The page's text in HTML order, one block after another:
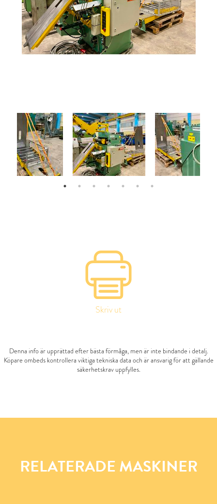
Skriv ut
Denna info är upprättad efter bästa förmåga, men är inte bindande i detalj.
Köpare ombeds kontrollera viktiga tekniska data och är ansvarig för att gällande
säkerhetskrav uppfylles.
RELATERADE MASKINER